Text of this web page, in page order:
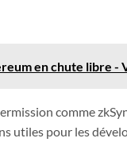
en chute libre -
comme
utiles pour les